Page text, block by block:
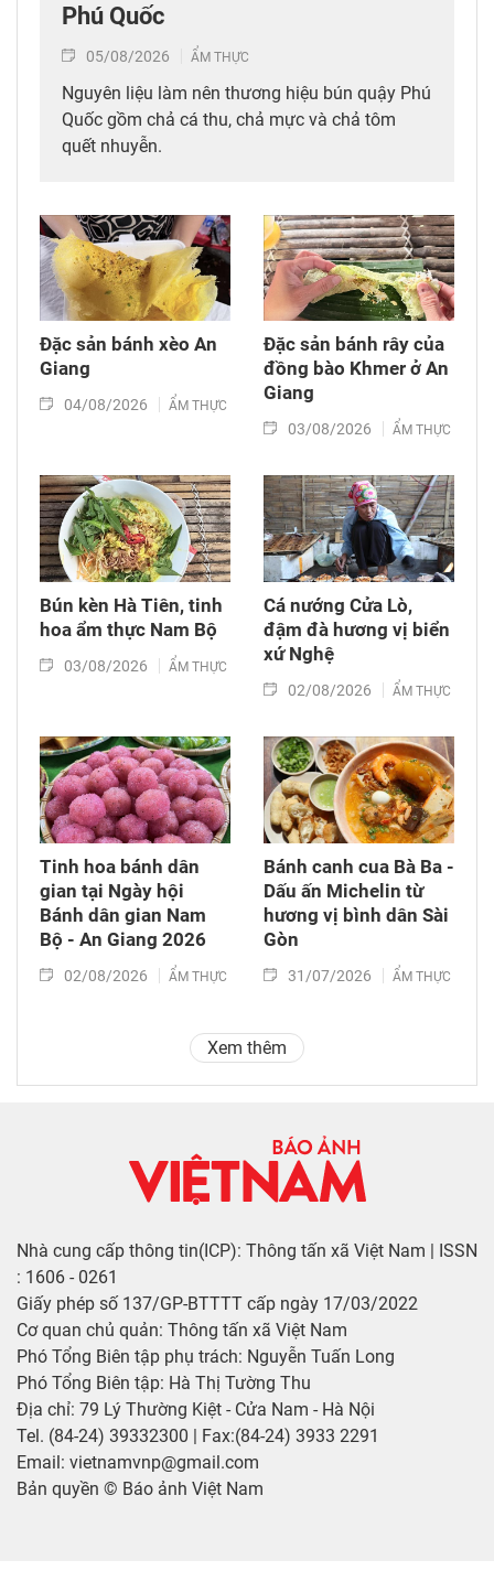
Phú Quốc
05/08/2026 ẨM THỰC
Nguyên liệu làm nên thương hiệu bún quậy Phú
Quốc gồm chả cá thu, chả mực và chả tôm
quết nhuyễn.
Đặc sản bánh xèo An
Giang
04/08/2026 ẨM THỰC
Đặc sản bánh rây của
đồng bào Khmer ở An
Giang
03/08/2026 ẨM THỰC
Bún kèn Hà Tiên, tinh
hoa ẩm thực Nam Bộ
03/08/2026 ẨM THỰC
Cá nướng Cửa Lò,
đậm đà hương vị biển
xứ Nghệ
02/08/2026 ẨM THỰC
Tinh hoa bánh dân
gian tại Ngày hội
Bánh dân gian Nam
Bộ - An Giang 2026
02/08/2026 ẨM THỰC
Bánh canh cua Bà Ba -
Dấu ấn Michelin từ
hương vị bình dân Sài
Gòn
31/07/2026 ẨM THỰC
Xem thêm
Nhà cung cấp thông tin(ICP): Thông tấn xã Việt Nam | ISSN
: 1606 - 0261
Giấy phép số 137/GP-BTTTT cấp ngày 17/03/2022
Cơ quan chủ quản: Thông tấn xã Việt Nam
Phó Tổng Biên tập phụ trách: Nguyễn Tuấn Long
Phó Tổng Biên tập: Hà Thị Tường Thu
Địa chỉ: 79 Lý Thường Kiệt - Cửa Nam - Hà Nội
Tel. (84-24) 39332300 | Fax:(84-24) 3933 2291
Email: vietnamvnp@gmail.com
Bản quyền © Báo ảnh Việt Nam